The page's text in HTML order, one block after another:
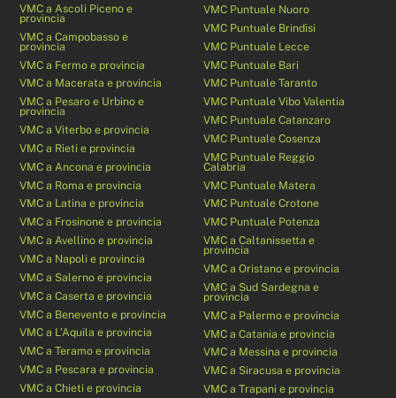
VMC a Ascoli Piceno e
provincia
VMC a Campobasso e
provincia
VMC a Fermo e provincia
VMC a Macerata e provincia
VMC a Pesaro e Urbino e
provincia
VMC a Viterbo e provincia
VMC a Rieti e provincia
VMC a Ancona e provincia
VMC a Roma e provincia
VMC a Latina e provincia
VMC a Frosinone e provincia
VMC a Avellino e provincia
VMC a Napoli e provincia
VMC a Salerno e provincia
VMC a Caserta e provincia
VMC a Benevento e provincia
VMC a L’Aquila e provincia
VMC a Teramo e provincia
VMC a Pescara e provincia
VMC a Chieti e provincia
VMC Puntuale Nuoro
VMC Puntuale Brindisi
VMC Puntuale Lecce
VMC Puntuale Bari
VMC Puntuale Taranto
VMC Puntuale Vibo Valentia
VMC Puntuale Catanzaro
VMC Puntuale Cosenza
VMC Puntuale Reggio
Calabria
VMC Puntuale Matera
VMC Puntuale Crotone
VMC Puntuale Potenza
VMC a Caltanissetta e
provincia
VMC a Oristano e provincia
VMC a Sud Sardegna e
provincia
VMC a Palermo e provincia
VMC a Catania e provincia
VMC a Messina e provincia
VMC a Siracusa e provincia
VMC a Trapani e provincia